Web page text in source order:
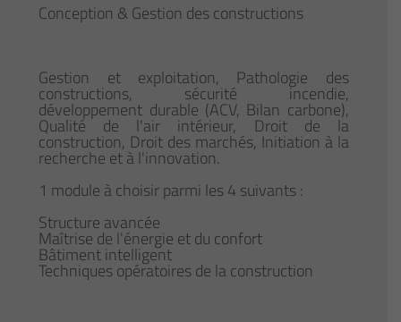
Conception & Gestion des constructions
Gestion et exploitation, Pathologie des
constructions, sécurité incendie,
développement durable (ACV, Bilan carbone),
Qualité de l'air intérieur, Droit de la
construction, Droit des marchés, Initiation à la
recherche et à l'innovation.
1 module à choisir parmi les 4 suivants :
Structure avancée
Maîtrise de l'énergie et du confort
Bâtiment intelligent
Techniques opératoires de la construction